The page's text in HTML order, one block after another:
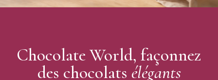
Marque : Chocolate World
Chocolate World, façonnez
des chocolats élégants